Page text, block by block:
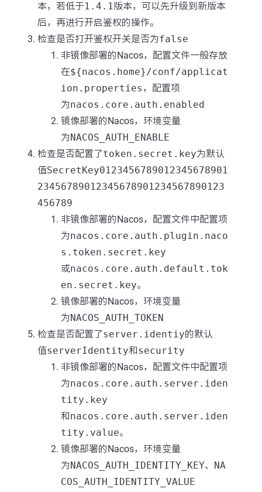
本，若低于1.4.1版本，可以先升级到新版本
后，再进行开启鉴权的操作。
检查是否打开鉴权开关是否为false
非镜像部署的Nacos，配置文件一般存放
在${nacos.home}/conf/applicat
ion.properties ，配置项
为nacos.core.auth.enabled
镜像部署的Nacos，环境变量
为NACOS_AUTH_ENABLE
检查是否配置了token.secret.key为默认
值SecretKey0123456789012345678901
23456789012345678901234567890123
456789
非镜像部署的Nacos，配置文件中配置项
为nacos.core.auth.plugin.naco
s.token.secret.key
或nacos.core.auth.default.tok
en.secret.key。
镜像部署的Nacos，环境变量
为NACOS_AUTH_TOKEN
检查是否配置了server.identiy的默认
值serverIdentity和security
非镜像部署的Nacos，配置文件中配置项
为nacos.core.auth.server.iden
tity.key
和nacos.core.auth.server.iden
tity.value。
镜像部署的Nacos，环境变量
为NACOS_AUTH_IDENTITY_KEY、 NA
COS_AUTH_IDENTITY_VALUE